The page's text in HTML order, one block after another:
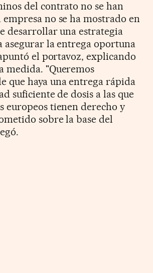
del contrato no se han
no se ha mostrado en
desarrollar una estrategia
asegurar la entrega oportuna
el portavoz, explicando
medida. "Queremos
que haya una entrega rápida
suficiente de dosis a las que
europeos tienen derecho y
sobre la base del